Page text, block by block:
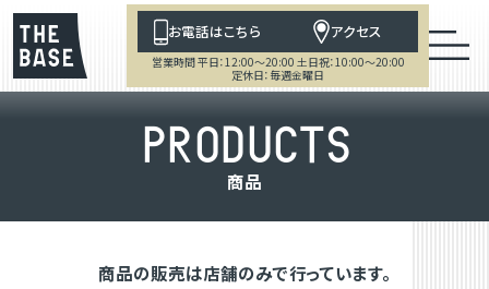
お電話はこちら アクセス
営業時間 平日：12:00～20:00 土日祝：10:00～20:00
定休日：毎週金曜日
PRODUCTS
商品
商品の販売は店舗のみで行っています。